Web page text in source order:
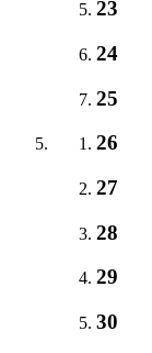
23
24
25
26
27
28
29
30